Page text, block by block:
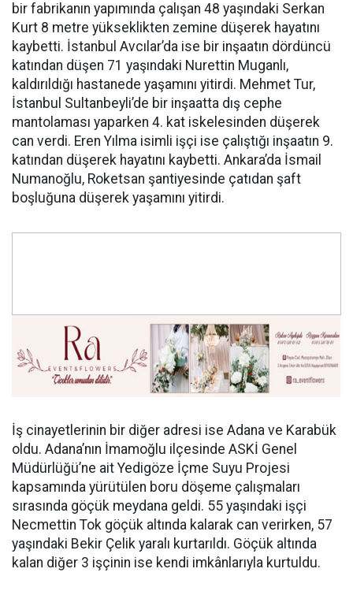
bir fabrikanın yapımında çalışan 48 yaşındaki Serkan
Kurt 8 metre yükseklikten zemine düşerek hayatını
kaybetti. İstanbul Avcılar’da ise bir inşaatın dördüncü
katından düşen 71 yaşındaki Nurettin Muganlı,
kaldırıldığı hastanede yaşamını yitirdi. Mehmet Tur,
İstanbul Sultanbeyli’de bir inşaatta dış cephe
mantolaması yaparken 4. kat iskelesinden düşerek
can verdi. Eren Yılma isimli işçi ise çalıştığı inşaatın 9.
katından düşerek hayatını kaybetti. Ankara’da İsmail
Numanoğlu, Roketsan şantiyesinde çatıdan şaft
boşluğuna düşerek yaşamını yitirdi.
İş cinayetlerinin bir diğer adresi ise Adana ve Karabük
oldu. Adana’nın İmamoğlu ilçesinde ASKİ Genel
Müdürlüğü’ne ait Yedigöze İçme Suyu Projesi
kapsamında yürütülen boru döşeme çalışmaları
sırasında göçük meydana geldi. 55 yaşındaki işçi
Necmettin Tok göçük altında kalarak can verirken, 57
yaşındaki Bekir Çelik yaralı kurtarıldı. Göçük altında
kalan diğer 3 işçinin ise kendi imkânlarıyla kurtuldu.